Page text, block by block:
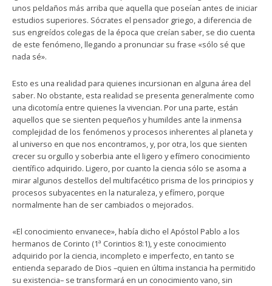
unos peldaños más arriba que aquella que poseían antes de iniciar
estudios superiores. Sócrates el pensador griego, a diferencia de
sus engreídos colegas de la época que creían saber, se dio cuenta
de este fenómeno, llegando a pronunciar su frase «sólo sé que
nada sé».
Esto es una realidad para quienes incursionan en alguna área del
saber. No obstante, esta realidad se presenta generalmente como
una dicotomía entre quienes la vivencian. Por una parte, están
aquellos que se sienten pequeños y humildes ante la inmensa
complejidad de los fenómenos y procesos inherentes al planeta y
al universo en que nos encontramos, y, por otra, los que sienten
crecer su orgullo y soberbia ante el ligero y efímero conocimiento
científico adquirido. Ligero, por cuanto la ciencia sólo se asoma a
mirar algunos destellos del multifacético prisma de los principios y
procesos subyacentes en la naturaleza, y efímero, porque
normalmente han de ser cambiados o mejorados.
«El conocimiento envanece», había dicho el Apóstol Pablo a los
hermanos de Corinto (1ª Corintios 8:1), y este conocimiento
adquirido por la ciencia, incompleto e imperfecto, en tanto se
entienda separado de Dios –quien en última instancia ha permitido
su existencia– se transformará en un conocimiento vano, sin